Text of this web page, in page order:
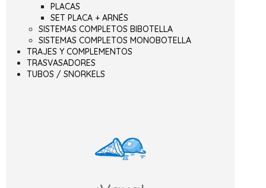
PLACAS
SET PLACA + ARNÉS
SISTEMAS COMPLETOS BIBOTELLA
SISTEMAS COMPLETOS MONOBOTELLA
TRAJES Y COMPLEMENTOS
TRASVASADORES
TUBOS / SNORKELS